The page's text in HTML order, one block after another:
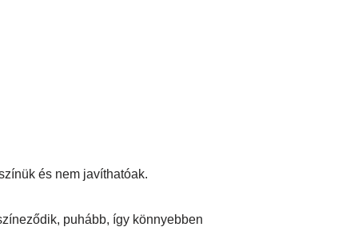
és nem javíthatóak.
puhább, így könnyebben